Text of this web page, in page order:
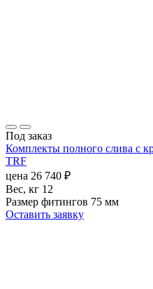
Под заказ
Комплекты полного слива с
TRF
цена 26 740 ₽
Вес, кг 12
Размер фитингов 75 мм
Оставить заявку